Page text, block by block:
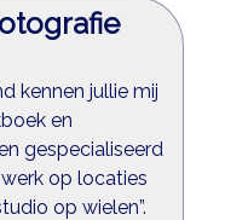
kennen jullie mij
en
gespecialiseerd
op locaties
op wielen”.